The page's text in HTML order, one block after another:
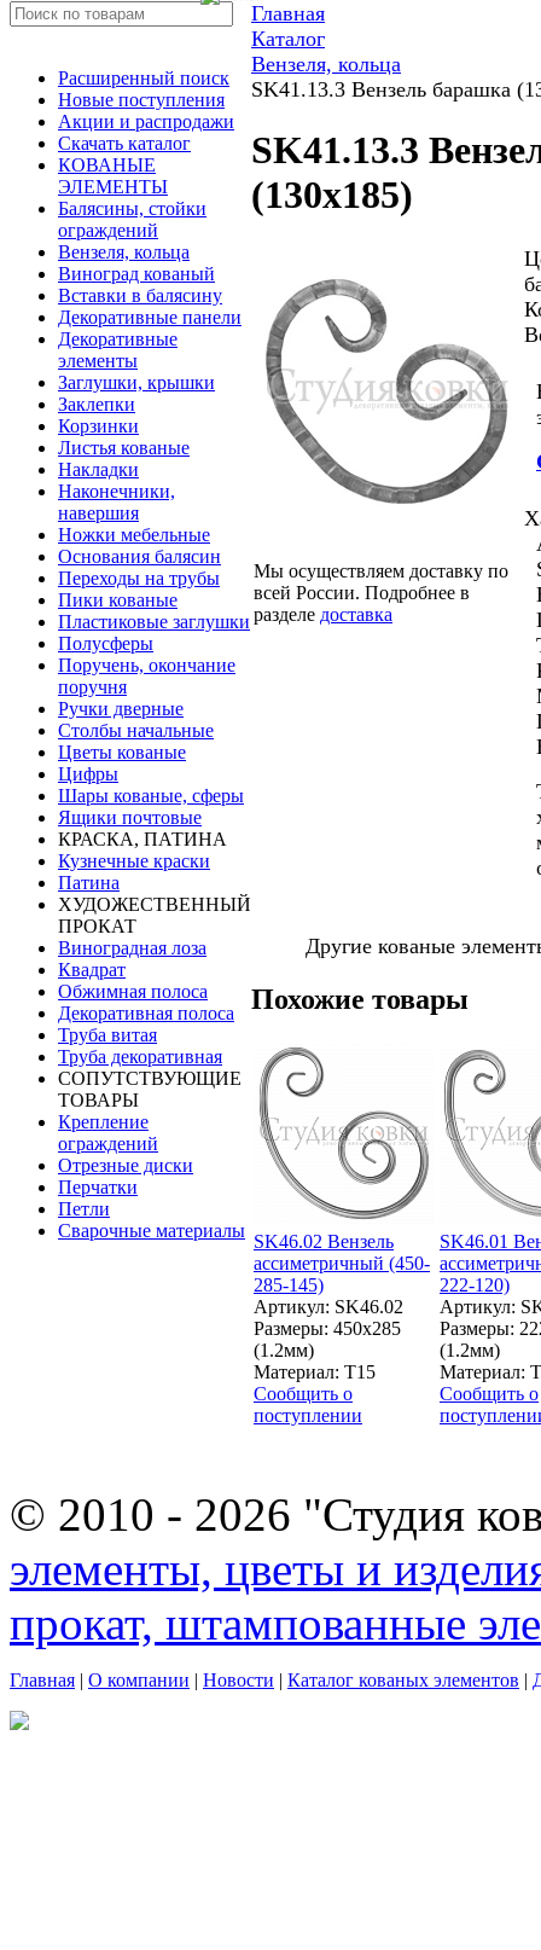
Расширенный поиск
Новые поступления
Акции и распродажи
Скачать каталог
КОВАНЫЕ
ЭЛЕМЕНТЫ
Балясины, стойки
ограждений
Вензеля, кольца
Виноград кованый
Вставки в балясину
Декоративные панели
Декоративные
элементы
Заглушки, крышки
Заклепки
Корзинки
Листья кованые
Накладки
Наконечники,
навершия
Ножки мебельные
Основания балясин
Переходы на трубы
Пики кованые
Пластиковые заглушки
Полусферы
Поручень, окончание
поручня
Ручки дверные
Столбы начальные
Цветы кованые
Цифры
Шары кованые, сферы
Ящики почтовые
КРАСКА, ПАТИНА
Кузнечные краски
Патина
ХУДОЖЕСТВЕННЫЙ
ПРОКАТ
Виноградная лоза
Квадрат
Обжимная полоса
Декоративная полоса
Труба витая
Труба декоративная
СОПУТСТВУЮЩИЕ
ТОВАРЫ
Крепление
ограждений
Отрезные диски
Перчатки
Петли
Сварочные материалы
Главная
Каталог
Вензеля, кольца
SK41.13.3 Вензель барашка
SK41.13.3
(130х185)
Мы осуществляем доставку по
всей России. Подробнее в
разделе доставка
Другие кованые
Похожие товары
SK46.02 Вензель
ассиметричный (450-
285-145)
Артикул: SK46.02
Размеры: 450x285
(1.2мм)
Материал: Т15
Сообщить о
поступлении
SK46.01
222-120)
Артикул:
Размеры:
(1.2мм)
Материал:
Сообщить о
© 2010 - 2026 "Студия
элементы, цветы и
прокат, штампованные
Главная | О компании | Новости | Каталог кованых элементов |